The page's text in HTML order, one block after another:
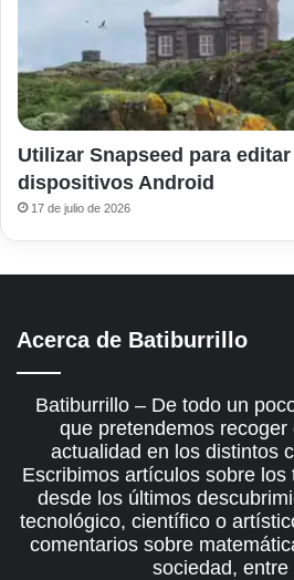
Utilizar Snapseed para
dispositivos Android
17 de julio de 2026
Acerca de Batiburrillo
Batiburrillo – De todo un
que pretendemos
actualidad en los distintos
Escribimos artículos sobre los
desde los últimos
tecnológico, científico o
comentarios sobre
sociedad, entre